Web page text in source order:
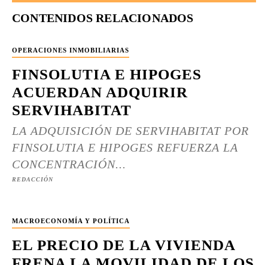
CONTENIDOS RELACIONADOS
OPERACIONES INMOBILIARIAS
FINSOLUTIA E HIPOGES
ACUERDAN ADQUIRIR
SERVIHABITAT
LA ADQUISICIÓN DE SERVIHABITAT POR
FINSOLUTIA E HIPOGES REFUERZA LA
CONCENTRACIÓN...
REDACCIÓN
MACROECONOMÍA Y POLÍTICA
EL PRECIO DE LA VIVIENDA